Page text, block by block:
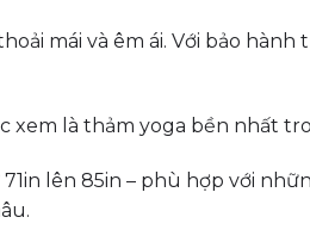
mái và êm ái. Với bảo
xem là thảm yoga bền nhất
lên 85in – phù hợp với